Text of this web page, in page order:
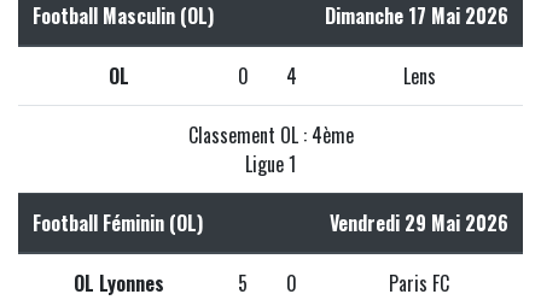
Football Masculin (OL) Dimanche 17 Mai 2026
OL 0 4 Lens
Classement OL : 4ème
Ligue 1
Football Féminin (OL) Vendredi 29 Mai 2026
OL Lyonnes 5 0 Paris FC